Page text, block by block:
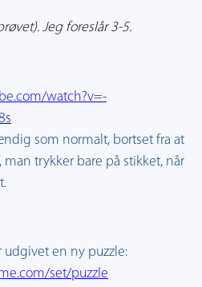
Jeg foreslår 3-5.
watch?v=-
som normalt, bortset fra at
man trykker bare på stikket, når
udgivet en ny puzzle:
set/puzzle